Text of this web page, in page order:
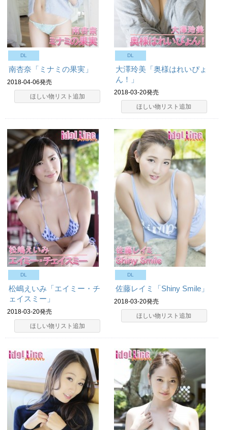
DL
南杏奈「ミナミの果実」
2018-04-06発売
ほしい物リスト追加
DL
大澤玲美「奥様はれいぴょ
ん！」
2018-03-20発売
ほしい物リスト追加
DL
松嶋えいみ「エイミー・チ
ェイスミー」
2018-03-20発売
ほしい物リスト追加
DL
佐藤レイミ「Shiny Smile」
2018-03-20発売
ほしい物リスト追加